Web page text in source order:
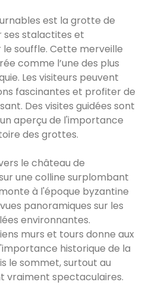
est la grotte de
ses stalactites et
souffle. Cette merveille
comme l’une des plus
Les visiteurs peuvent
fascinantes et profiter de
Des visites guidées sont
aperçu de l'importance
des grottes.
le château de
une colline surplombant
à l'époque byzantine
panoramiques sur les
environnantes.
murs et tours donne aux
historique de la
le sommet, surtout au
vraiment spectaculaires.